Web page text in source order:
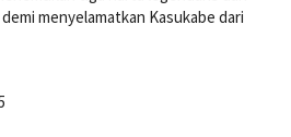
menyelamatkan Kasukabe dari